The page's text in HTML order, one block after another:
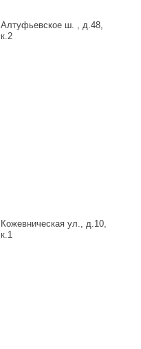
Алтуфьевское ш. , д.48,
к.2
Кожевническая ул., д.10,
к.1